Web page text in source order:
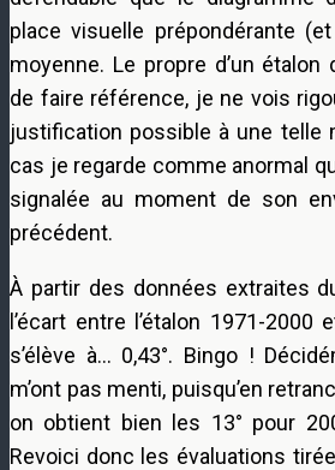
place visuelle prépondérante
moyenne. Le propre d’un
de faire référence, je ne vois
justification possible à une telle
cas je regarde comme anormal
signalée au moment de son
précédent.
À partir des données extraites
l’écart entre l’étalon 1971-2000
s’élève à… 0,43°. Bingo !
m’ont pas menti, puisqu’en
on obtient bien les 13° pour
Revoici donc les évaluations